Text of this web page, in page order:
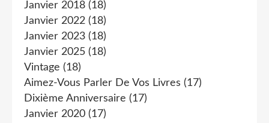
Janvier 2018 (18)
Janvier 2022 (18)
Janvier 2023 (18)
Janvier 2025 (18)
Vintage (18)
Aimez-Vous Parler De Vos Livres (17)
Dixième Anniversaire (17)
Janvier 2020 (17)